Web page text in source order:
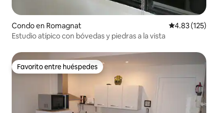
Condo en Romagnat Calificación
4.83 (125)
Estudio atípico con bóvedas y piedras a la vista
Favorito entre huéspedes
Favorito entre huéspedes